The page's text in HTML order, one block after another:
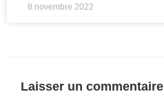
8 novembre 2022
Laisser un commentaire